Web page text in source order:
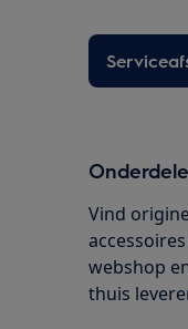
Vind
webshop
thuis